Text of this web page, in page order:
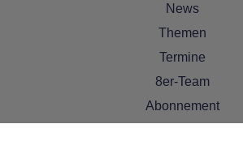
News
Themen
Termine
8er-Team
Abonnement